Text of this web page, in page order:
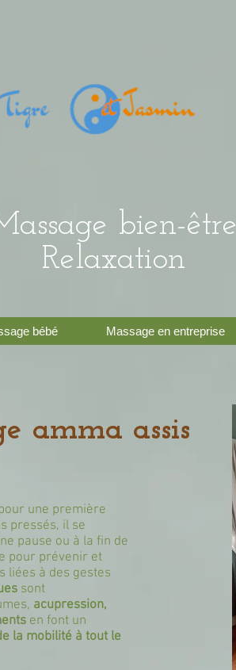
bien-être
Relaxation
bébé Massage en entreprise
amma assis
une première
pressés, il se
pause ou à la fin de
pour prévenir et
liées à des gestes
sont
acupression,
en font un
la mobilité à tout le